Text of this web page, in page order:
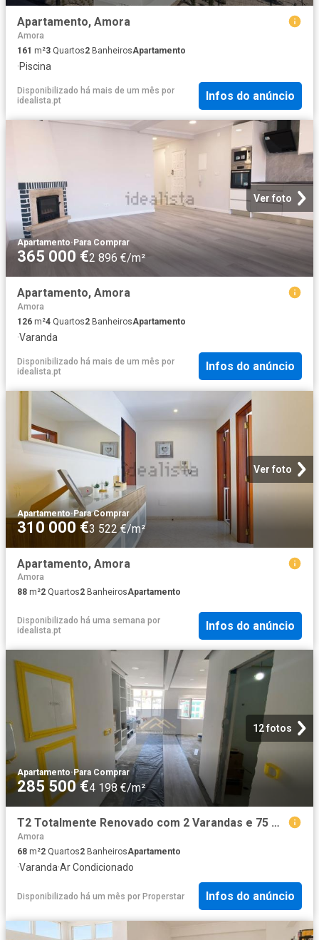
Apartamento, Amora
Amora
161 m²3 Quartos2 BanheirosApartamento
·Piscina
Disponibilizado há mais de um mês por
idealista.pt
Infos do anúncio
Ver foto
Apartamento· Para Comprar
365 000 €2 896 €/m²
Apartamento, Amora
Amora
126 m²4 Quartos2 BanheirosApartamento
·Varanda
Disponibilizado há mais de um mês por
idealista.pt
Infos do anúncio
Ver foto
Apartamento·Para Comprar
310 000 €3 522 €/m²
Apartamento, Amora
Amora
88 m²2 Quartos2 BanheirosApartamento
Disponibilizado há uma semana por
idealista.pt
Infos do anúncio
12 fotos
Apartamento· Para Comprar
285 500 €4 198 €/m²
T2 Totalmente Renovado com 2 Varandas e 75 m² de Área Bruta na Amora
Amora
68 m²2 Quartos2 BanheirosApartamento
·Varanda·Ar Condicionado
Disponibilizado há um mês por Properstar Infos do anúncio